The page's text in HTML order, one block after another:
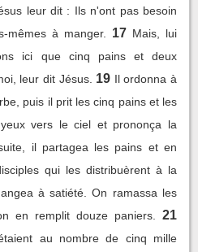
leur dit : Ils n'ont pas besoin
mêmes à manger.
17 Mais, lui
ici que cinq pains et deux
leur dit Jésus. 19 Il ordonna à
puis il prit les cinq pains et les
vers le ciel et prononça la
il partagea les pains et en
qui les distribuèrent à la
à satiété. On ramassa les
en remplit douze paniers.
21
au nombre de cinq mille